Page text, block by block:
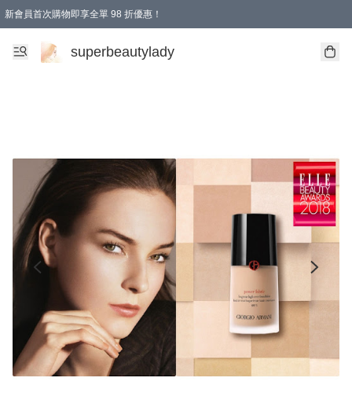
新會員首次購物即享全單 98 折優惠！
會員折扣優惠
superbeautylady